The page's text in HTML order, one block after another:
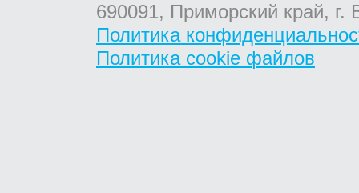
690091, Приморский край,
Политика
Политика cookie файлов